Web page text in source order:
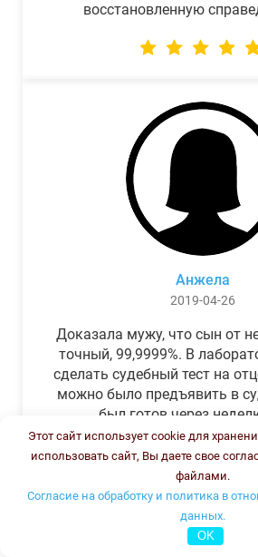
восстановленную
Анжела
2019-04-26
Доказала мужу, что сын от
точный, 99,9999%. В
сделать судебный тест на
можно было предъявить в
был готов через
обещали.Теперь муж бегает
Этот сайт использует cookie для
использовать сайт, Вы даете свое
файлами.
Согласие на обработку и политика в
данных.
OK